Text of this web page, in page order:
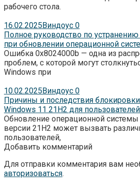
рабочего стола.
16.02.2025 Виндоус 0
Полное руководство по
при обновлении операционной
Ошибка 0x8024000b — одна из
проблем, с которой могут
Windows при
10.02.2025 Виндоус 0
Причины и последствия
Windows 11 21H2 для
Обновление операционной системы
версии 21H2 может вызвать
пользователей,
Добавить комментарий
Для отправки комментария вам
авторизоваться.